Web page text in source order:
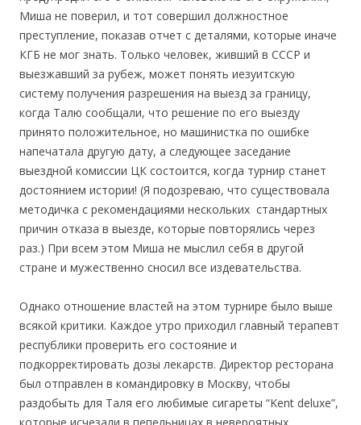
Миша не поверил, и тот совершил должностное
преступление, показав отчет с деталями, которые иначе
КГБ не мог знать. Только человек, живший в СССР и
выезжавший за рубеж, может понять иезуитскую
систему получения разрешения на выезд за границу,
когда Талю сообщали, что решение по его выезду
принято положительное, но машинистка по ошибке
напечатала другую дату, а следующее заседание
выездной комиссии ЦК состоится, когда турнир станет
достоянием истории! (Я подозреваю, что существовала
методичка с рекомендациями нескольких стандартных
причин отказа в выезде, которые повторялись через
раз.) При всем этом Миша не мыслил себя в другой
стране и мужественно сносил все издевательства.
Однако отношение властей на этом турнире было выше
всякой критики. Каждое утро приходил главный терапевт
республики проверить его состояние и
подкорректировать дозы лекарств. Директор ресторана
был отправлен в командировку в Москву, чтобы
раздобыть для Таля его любимые сигареты “Kent deluxe”,